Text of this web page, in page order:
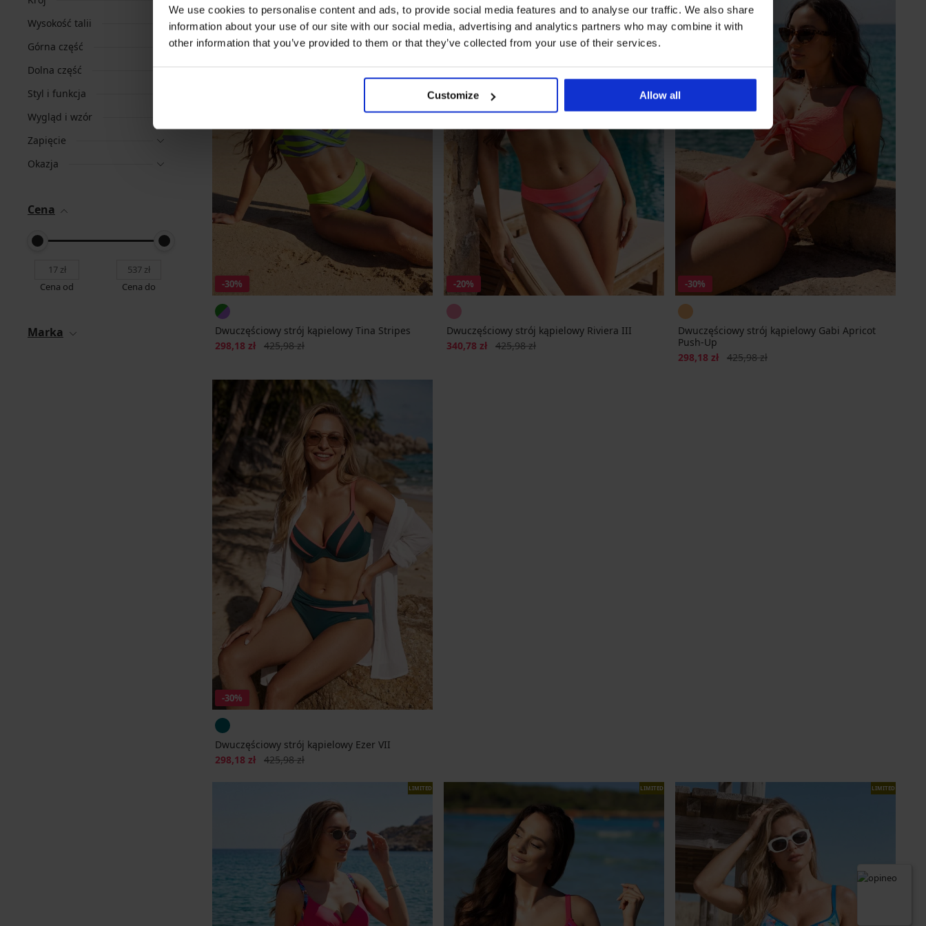
We use cookies to personalise content and ads, to provide social media features and to analyse our traffic. We also share
information about your use of our site with our social media, advertising and analytics partners who may combine it with
other information that you’ve provided to them or that they’ve collected from your use of their services.
Customize Allow all
Wysokość talii
Górna część
Dolna część
Styl i funkcja
Wygląd i wzór
Zapięcie
Okazja
Cena
Cena od Cena do
Marka
-30%
Dwuczęściowy strój kąpielowy Tina Stripes
Zniżka
298,18 zł Pierwotna cena
425,98 zł
-20%
Dwuczęściowy strój kąpielowy Riviera III
Zniżka
340,78 zł Pierwotna cena
425,98 zł
-30%
Dwuczęściowy strój kąpielowy Gabi Apricot
Push-Up
Zniżka
298,18 zł Pierwotna cena
425,98 zł
-30%
Dwuczęściowy strój kąpielowy Ezer VII
Zniżka
298,18 zł Pierwotna cena
425,98 zł
LIMITED LIMITED LIMITED